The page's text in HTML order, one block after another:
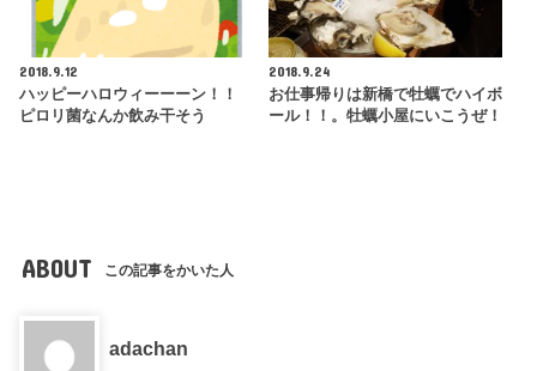
2018.9.12
ハッピーハロウィーーーン！！
ピロリ菌なんか飲み干そう
2018.9.24
お仕事帰りは新橋で牡蠣でハイボ
ール！！。牡蠣小屋にいこうぜ！
ABOUT この記事をかいた人
adachan